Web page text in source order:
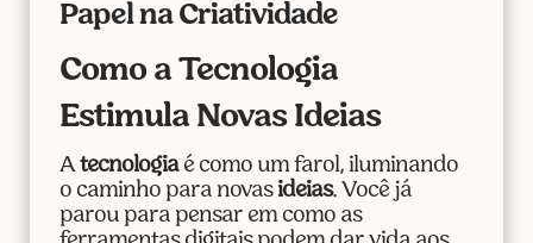
Papel na Criatividade
Como a Tecnologia
Estimula Novas Ideias
Atecnologiaé como um farol, iluminando
o caminho para novas ideias. Você já
parou para pensar em como as